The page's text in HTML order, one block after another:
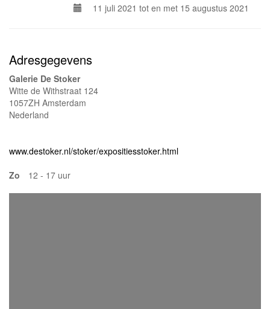
11 juli 2021 tot en met 15 augustus 2021
Adresgegevens
Galerie De Stoker
Witte de Withstraat 124
1057ZH Amsterdam
Nederland
www.destoker.nl/stoker/expositiesstoker.html
Zo
12 - 17 uur